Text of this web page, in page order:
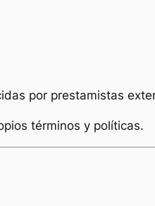
por prestamistas
términos y políticas.